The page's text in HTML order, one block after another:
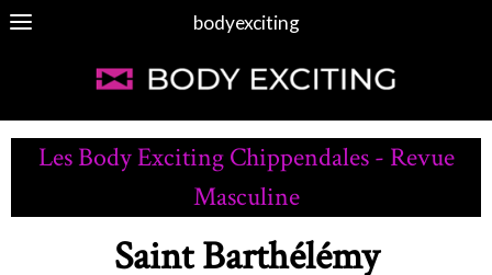
bodyexciting
Les Body Exciting Chippendales - Revue
Masculine
Saint Barthélémy